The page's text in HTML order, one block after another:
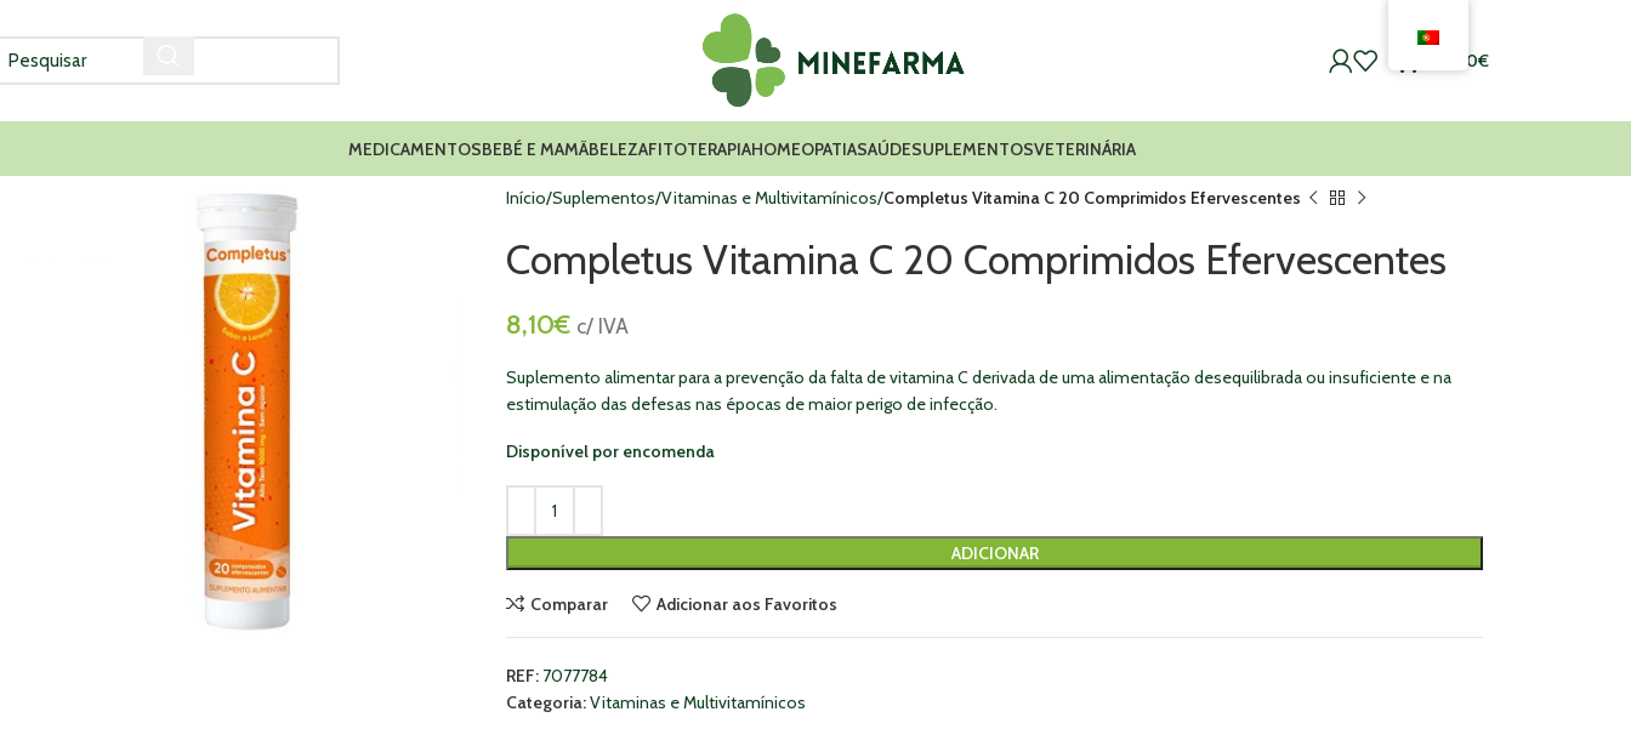
0,00€
MEDICAMENTOSBEBÉ E MAMÃBELEZAFITOTERAPIAHOMEOPATIASAÚDESUPLEMENTOSVETERINÁRIA
Início Suplementos Vitaminas e Multivitamínicos Completus Vitamina C 20 Comprimidos Efervescentes
Completus Vitamina C 20 Comprimidos Efervescentes
8,10€ c/ IVA
Suplemento alimentar para a prevenção da falta de vitamina C derivada de uma alimentação desequilibrada ou insuficiente e na
estimulação das defesas nas épocas de maior perigo de infecção.
Disponível por encomenda
ADICIONAR
Comparar Adicionar aos Favoritos
REF: 7077784
Categoria:Vitaminas e Multivitamínicos